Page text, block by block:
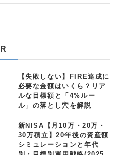
【失敗しない】FIRE達成に
必要な金額はいくら？リア
ルな目標額と「4%ルー
ル」の落とし穴を解説
新NISA【月10万・20万・
30万積立】20年後の資産額
シミュレーションと年代